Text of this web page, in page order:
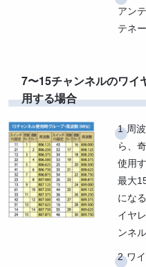
アン
テネ
7〜15チャンネルのワイ
用する場合
周
ら、
使用
最大
にな
イヤ
ンネ
ワ